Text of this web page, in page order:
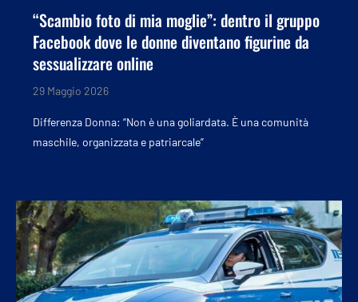
“Scambio foto di mia moglie”: dentro il gruppo
Facebook dove le donne diventano figurine da
sessualizzare online
29 Maggio 2026
Differenza Donna: “Non è una goliardata. È una comunità
maschile, organizzata e patriarcale”